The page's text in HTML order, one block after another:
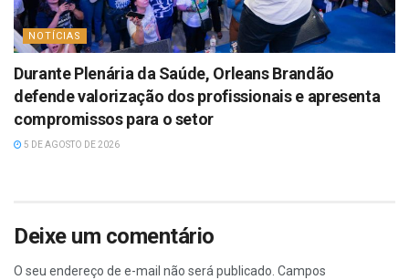
NOTÍCIAS
Durante Plenária da Saúde, Orleans Brandão
defende valorização dos profissionais e apresenta
compromissos para o setor
5 DE AGOSTO DE 2026
Deixe um comentário
O seu endereço de e-mail não será publicado. Campos